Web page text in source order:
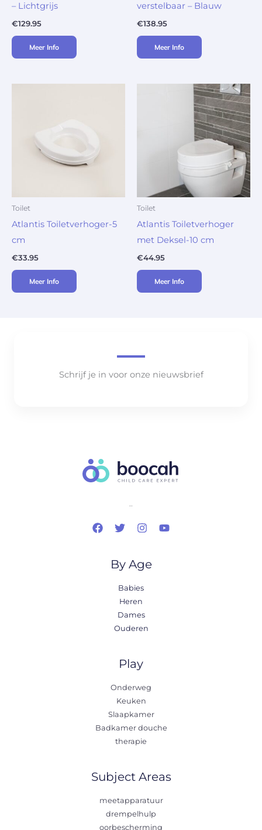
– Lichtgrijs
€129.95
Meer Info
verstelbaar – Blauw
€138.95
Meer Info
Toilet
Atlantis Toiletverhoger-5
cm
€33.95
Meer Info
Toilet
Atlantis Toiletverhoger
met Deksel-10 cm
€44.95
Meer Info
Schrijf je in voor onze nieuwsbrief
..
By Age
Babies
Heren
Dames
Ouderen
Play
Onderweg
Keuken
Slaapkamer
Badkamer douche
therapie
Subject Areas
meetapparatuur
drempelhulp
oorbescherming